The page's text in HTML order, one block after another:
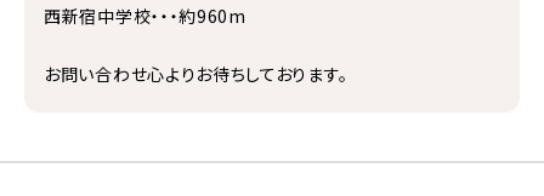
西新宿中学校・・・約960m
お問い合わせ心よりお待ちしております。